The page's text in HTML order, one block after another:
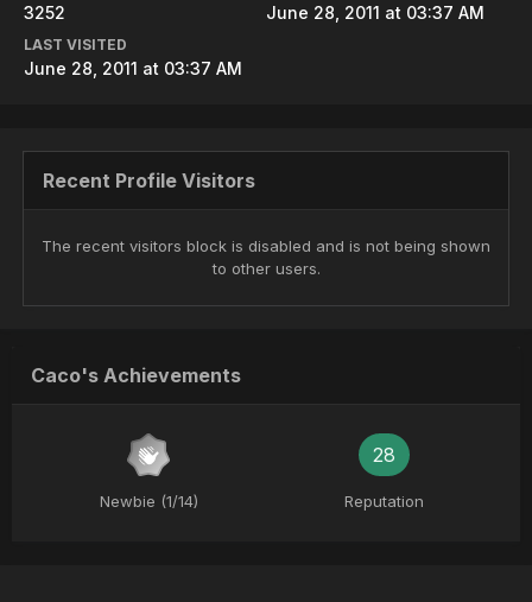
3252 June 28, 2011 at 03:37 AM
LAST VISITED
June 28, 2011 at 03:37 AM
Recent Profile Visitors
The recent visitors block is disabled and is not being shown
to other users.
Caco's Achievements
Newbie (1/14)
28
Reputation